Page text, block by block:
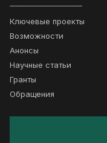
Ключевые проекты
Возможности
Анонсы
Научные статьи
Гранты
Обращения